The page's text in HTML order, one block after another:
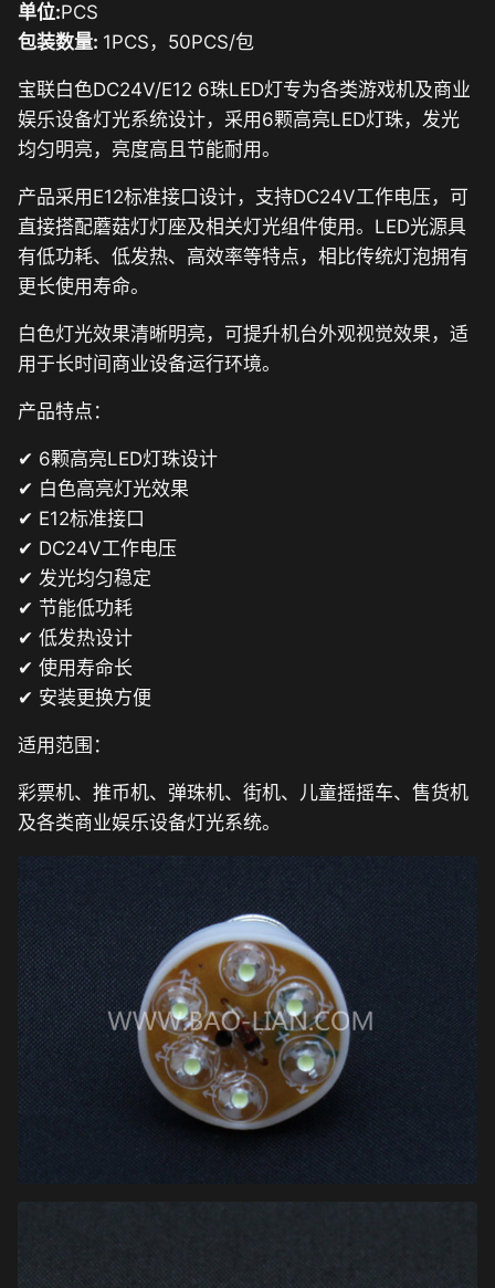
单位:PCS
包装数量: 1PCS，50PCS/包
宝联白色DC24V/E12 6珠LED灯专为各类游戏机及商业
娱乐设备灯光系统设计，采用6颗高亮LED灯珠，发光
均匀明亮，亮度高且节能耐用。
产品采用E12标准接口设计，支持DC24V工作电压，可
直接搭配蘑菇灯灯座及相关灯光组件使用。LED光源具
有低功耗、低发热、高效率等特点，相比传统灯泡拥有
更长使用寿命。
白色灯光效果清晰明亮，可提升机台外观视觉效果，适
用于长时间商业设备运行环境。
产品特点：
✔ 6颗高亮LED灯珠设计
✔ 白色高亮灯光效果
✔ E12标准接口
✔ DC24V工作电压
✔ 发光均匀稳定
✔ 节能低功耗
✔ 低发热设计
✔ 使用寿命长
✔ 安装更换方便
适用范围：
彩票机、推币机、弹珠机、街机、儿童摇摇车、售货机
及各类商业娱乐设备灯光系统。